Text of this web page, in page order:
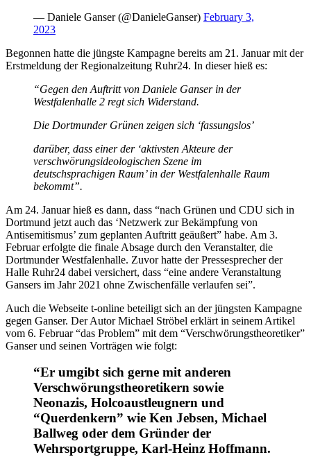
— Daniele Ganser (@DanieleGanser) February 3,
2023
Begonnen hatte die jüngste Kampagne bereits am 21. Januar mit der
Erstmeldung der Regionalzeitung Ruhr24. In dieser hieß es:
“Gegen den Auftritt von Daniele Ganser in der
Westfalenhalle 2 regt sich Widerstand.
Die Dortmunder Grünen zeigen sich ‘fassungslos’
darüber, dass einer der ‘aktivsten Akteure der
verschwörungsideologischen Szene im
deutschsprachigen Raum’ in der Westfalenhalle Raum
bekommt”.
Am 24. Januar hieß es dann, dass “nach Grünen und CDU sich in
Dortmund jetzt auch das ‘Netzwerk zur Bekämpfung von
Antisemitismus’ zum geplanten Auftritt geäußert” habe. Am 3.
Februar erfolgte die finale Absage durch den Veranstalter, die
Dortmunder Westfalenhalle. Zuvor hatte der Pressesprecher der
Halle Ruhr24 dabei versichert, dass “eine andere Veranstaltung
Gansers im Jahr 2021 ohne Zwischenfälle verlaufen sei”.
Auch die Webseite t-online beteiligt sich an der jüngsten Kampagne
gegen Ganser. Der Autor Michael Ströbel erklärt in seinem Artikel
vom 6. Februar “das Problem” mit dem “Verschwörungstheoretiker”
Ganser und seinen Vorträgen wie folgt:
“Er umgibt sich gerne mit anderen
Verschwörungstheoretikern sowie
Neonazis, Holcoaustleugnern und
“Querdenkern” wie Ken Jebsen, Michael
Ballweg oder dem Gründer der
Wehrsportgruppe, Karl-Heinz Hoffmann.